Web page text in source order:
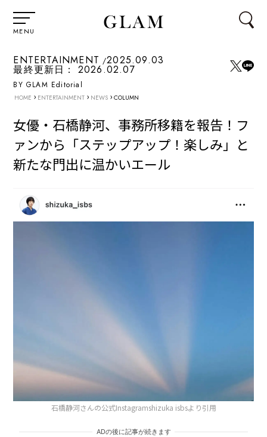
MENU
ENTERTAINMENT 2025.09.03
最終更新日： 2026.02.07
BY GLAM Editorial
HOME › ENTERTAINMENT › NEWS › COLUMN
女優・石橋静河、事務所移籍を報告！フ
ァンから「ステップアップ！楽しみ」と
新たな門出に温かいエール
石橋静河さんの公式Instagramshizuka isbsより引用
ADの後に記事が続きます